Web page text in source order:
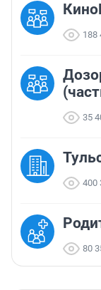
188
35
400
80